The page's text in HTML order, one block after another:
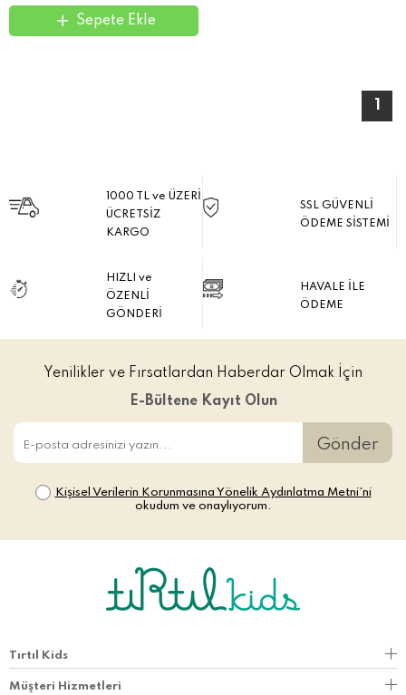
Sepete Ekle
1000 TL ve ÜZERİ
ÜCRETSİZ
KARGO
SSL GÜVENLİ
ÖDEME SİSTEMİ
HIZLI ve
ÖZENLİ
GÖNDERİ
HAVALE İLE
ÖDEME
Yenilikler ve Fırsatlardan Haberdar Olmak İçin
E-Bültene Kayıt Olun
Gönder
Kişisel Verilerin Korunmasına Yönelik Aydınlatma Metni’ni
okudum ve onaylıyorum.
Tırtıl Kids
Müşteri Hizmetleri